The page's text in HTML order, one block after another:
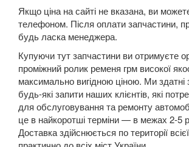
TOYOTA
VOLKSWAGEN
Arteon
Atlas
Atlas Cross Sport
Amarok (2H)
Якщо ціна на сайті не вказана, ви
телефоном. Після оплати запчастини,
будь ласка менеджера.
Купуючи тут запчастини ви отримуєте
проміжний ролик ременя грм високої
максимально вигідною ціною. Ми здатні
будь-які запити наших клієнтів, які
для обслуговування та ремонту
це в найкоротші терміни — в межах 2-5
Доставка здійснюється по території